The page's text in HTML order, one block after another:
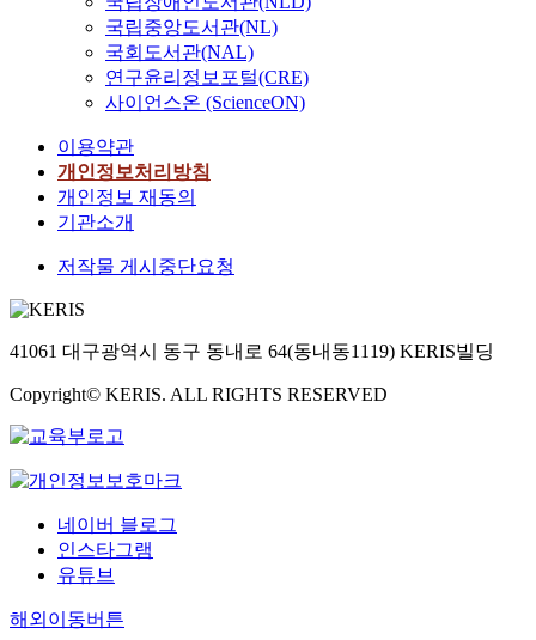
국립중앙도서관(NL)
국회도서관(NAL)
연구윤리정보포털(CRE)
사이언스온 (ScienceON)
이용약관
개인정보처리방침
개인정보 재동의
기관소개
저작물 게시중단요청
41061 대구광역시 동구 동내로 64(동내동1119) KERIS빌딩
Copyright© KERIS. ALL RIGHTS RESERVED
네이버 블로그
인스타그램
유튜브
해외이동버튼